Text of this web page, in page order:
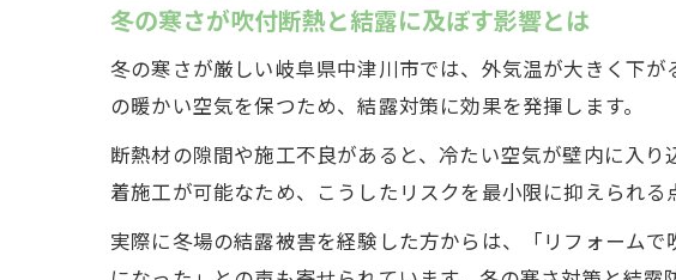
防
プロ
施工
結露しや
湿度
冬の寒さが吹付断熱と結露に及ぼす影響とは
冬の寒さが厳しい岐阜県中津川市では、外気温が大きく下
の暖かい空気を保つため、結露対策に効果を発揮します。
断熱材の隙間や施工不良があると、冷たい空気が壁内に入
着施工が可能なため、こうしたリスクを最小限に抑えられる
実際に冬場の結露被害を経験した方からは、「リフォーム